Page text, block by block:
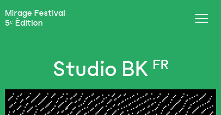
Mirage Festival
5ᵉ Édition
Studio BK FR